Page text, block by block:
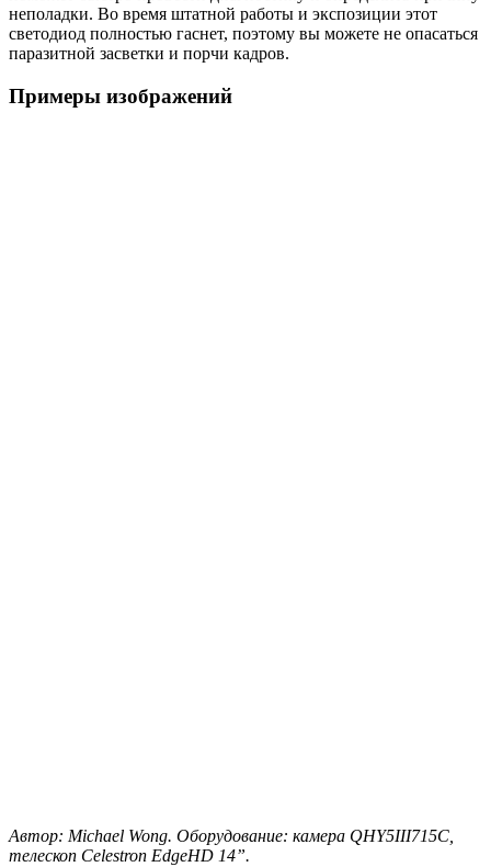
неполадки. Во время штатной работы и экспозиции этот
светодиод полностью гаснет, поэтому вы можете не опасаться
паразитной засветки и порчи кадров.
Примеры изображений
Автор: Michael Wong. Оборудование: камера QHY5III715C,
телескоп Celestron EdgeHD 14”.